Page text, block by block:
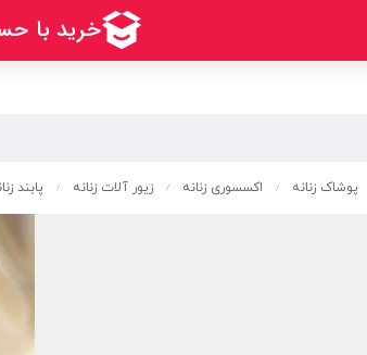
پوشاک زنانه / اکسسوری زنانه / زیور آلات زنانه / پابند